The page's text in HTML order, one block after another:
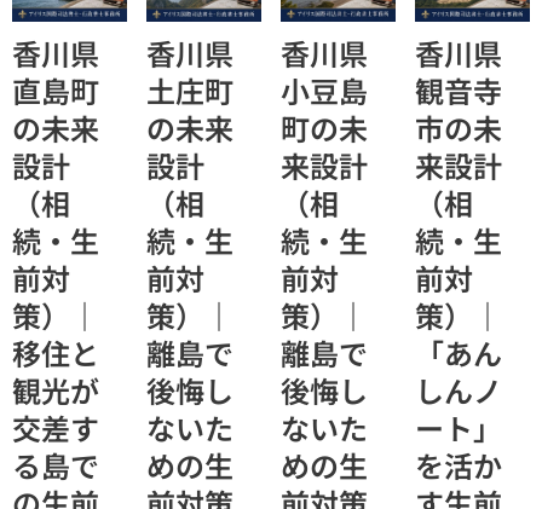
は不要」と
いった誤解
が今も残っ
ています。
本記事で
は、実際の
相談事例を
もとに、相
続登記義務
化の正しい
理解と注意
点を司法書
士の視点で
解説しま
す。香川県
高松市を中
心に、生前
対策・相続
対策を検討
年層の流出
が続く中
で、相続や
認知症の問
題は"遠隔で
対応する時
代"に入って
います。本
記事では徳
島県の統計
と地域特性
をもとに、
未来設計と
しての具体
的な生前対
策を解説し
ます。
すること」
です。生活
環境が整っ
ている都市
部では、相
続や認知症
の問題が"見
えにくい"傾
向がありま
す。本記事
では徳島市
の特性を踏
まえ、未来
設計として
の具体的な
生前対策を
解説しま
す。
するかを決
めておくこ
と」です。
観光地とし
ての魅力が
ある一方
で、空き家
や使われて
いない不動
産も増えて
おり、"活か
せる資
産"が"負
担"に変わる
ケースが増
えていま
す。本記事
では鳴門市
の特性を踏
香川県
直島町
の未来
設計
（相
続・生
前対
策）｜
移住と
観光が
交差す
る島で
香川県
土庄町
の未来
設計
（相
続・生
前対
策）｜
離島で
後悔し
ないた
めの生
香川県
小豆島
町の未
来設計
（相
続・生
前対
策）｜
離島で
後悔し
ないた
めの生
香川県
観音寺
市の未
来設計
（相
続・生
前対
策）｜
「あん
しんノ
ート」
を活か